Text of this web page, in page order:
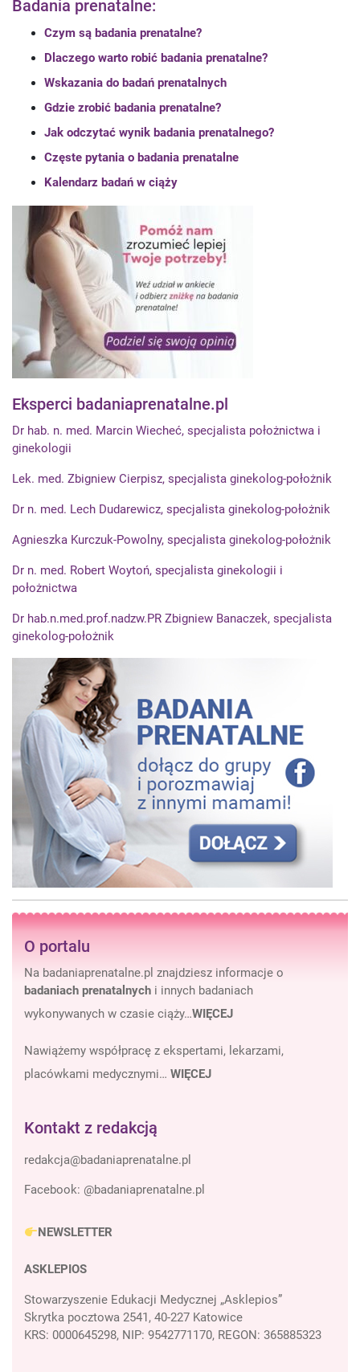
Badania prenatalne:
Czym są badania prenatalne?
Dlaczego warto robić badania prenatalne?
Wskazania do badań prenatalnych
Gdzie zrobić badania prenatalne?
Jak odczytać wynik badania prenatalnego?
Częste pytania o badania prenatalne
Kalendarz badań w ciąży
Eksperci badaniaprenatalne.pl
Dr hab. n. med. Marcin Wiecheć, specjalista położnictwa i
ginekologii
Lek. med. Zbigniew Cierpisz, specjalista ginekolog-położnik
Dr n. med. Lech Dudarewicz, specjalista ginekolog-położnik
Agnieszka Kurczuk-Powolny, specjalista ginekolog-położnik
Dr n. med. Robert Woytoń, specjalista ginekologii i
położnictwa
Dr hab.n.med.prof.nadzw.PR Zbigniew Banaczek, specjalista
ginekolog-położnik
O portalu
Na badaniaprenatalne.pl znajdziesz informacje o
badaniach prenatalnych i innych badaniach
wykonywanych w czasie ciąży…WIĘCEJ
Nawiążemy współpracę z ekspertami, lekarzami,
placówkami medycznymi… WIĘCEJ
Kontakt z redakcją
Facebook: @badaniaprenatalne.pl
NEWSLETTER
ASKLEPIOS
Stowarzyszenie Edukacji Medycznej „Asklepios”
Skrytka pocztowa 2541, 40-227 Katowice
KRS: 0000645298, NIP: 9542771170, REGON: 365885323